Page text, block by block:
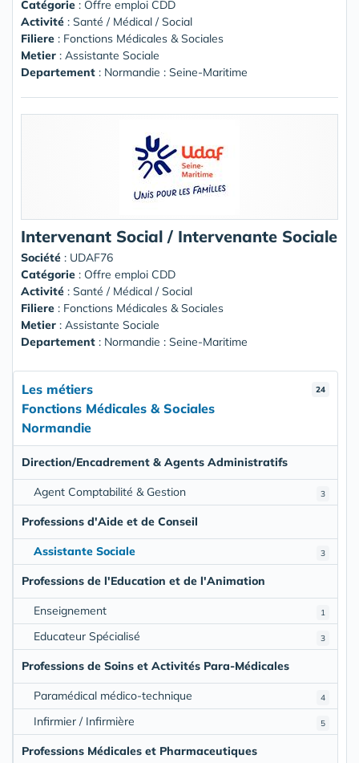
Catégorie : Offre emploi CDD
Activité : Santé / Médical / Social
Filiere : Fonctions Médicales & Sociales
Metier : Assistante Sociale
Departement : Normandie : Seine-Maritime
Intervenant Social / Intervenante Sociale
Société : UDAF76
Catégorie : Offre emploi CDD
Activité : Santé / Médical / Social
Filiere : Fonctions Médicales & Sociales
Metier : Assistante Sociale
Departement : Normandie : Seine-Maritime
24
Les métiers
Fonctions Médicales & Sociales
Normandie
Direction/Encadrement & Agents Administratifs
3
Agent Comptabilité & Gestion
Professions d'Aide et de Conseil
3
Assistante Sociale
Professions de l'Education et de l'Animation
1
Enseignement
3
Educateur Spécialisé
Professions de Soins et Activités Para-Médicales
4
Paramédical médico-technique
5
Infirmier / Infirmière
Professions Médicales et Pharmaceutiques